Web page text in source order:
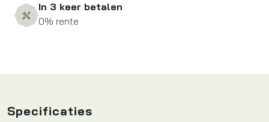
In 3 keer betalen
0% rente
Specificaties